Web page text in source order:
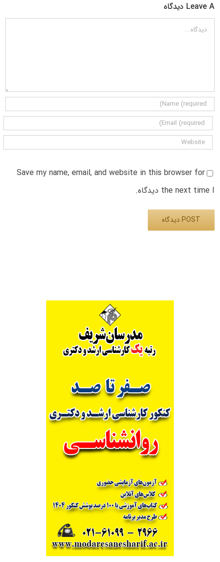
Leave A دیدگاه
دیدگاه
Save my name, email, and website in this browser for
the next time I دیدگاه.